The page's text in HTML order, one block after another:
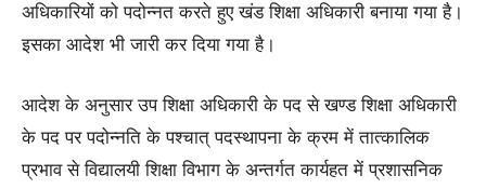
अधिकारियों को पदोन्नत करते हुए खंड शिक्षा अधिकारी बनाया गया है।
इसका आदेश भी जारी कर दिया गया है।
आदेश के अनुसार उप शिक्षा अधिकारी के पद से खण्ड शिक्षा अधिकारी
के पद पर पदोन्नति के पश्चात् पदस्थापना के क्रम में तात्कालिक
प्रभाव से विद्यालयी शिक्षा विभाग के अन्तर्गत कार्यहत में प्रशासनिक